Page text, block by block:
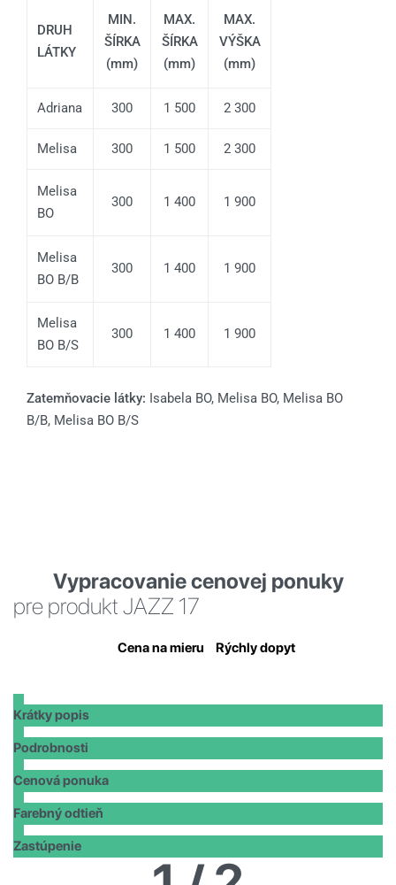
DRUH
LÁTKY
MIN.
ŠÍRKA
(mm)
MAX.
ŠÍRKA
(mm)
MAX.
VÝŠKA
(mm)
Adriana 300 1 500 2 300
Melisa 300 1 500 2 300
Melisa
BO
300 1 400 1 900
Melisa
BO B/B
300 1 400 1 900
Melisa
BO B/S
300 1 400 1 900
Zatemňovacie látky: Isabela BO, Melisa BO, Melisa BO
B/B, Melisa BO B/S
Vypracovanie cenovej ponuky
pre produkt JAZZ 17
Cena na mieru Rýchly dopyt
Krátky popis
Podrobnosti
Cenová ponuka
Farebný odtieň
Zastúpenie